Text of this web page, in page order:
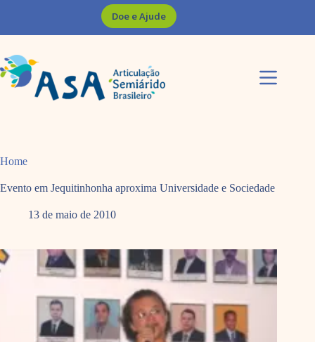
Doe e Ajude
Home
Evento em Jequitinhonha aproxima Universidade e Sociedade
13 de maio de 2010